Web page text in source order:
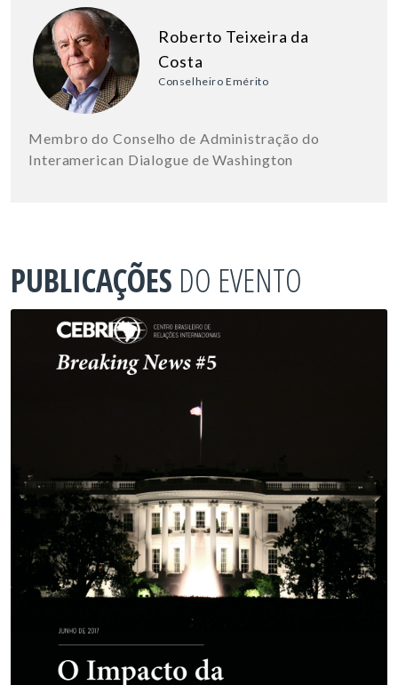
Roberto Teixeira da
Costa
Conselheiro Emérito
Membro do Conselho de Administração do
Interamerican Dialogue de Washington
PUBLICAÇÕES DO EVENTO